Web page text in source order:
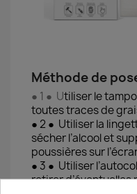
Méthode de
● 1 ● Utiliser le
toutes traces de
● 2 ● Utiliser la
sécher l’alcool et
poussières sur
● 3 ● Utiliser
retirer d’éventuelles